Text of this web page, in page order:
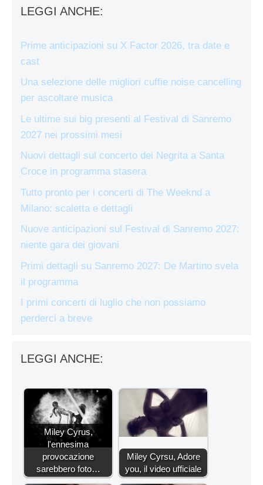
LEGGI ANCHE:
Prime anticipazioni su X Factor 2026, tra date e
cast
Una selezione delle migliori cuffie noise cancelling
per ascoltare musica
Le ultime sui big presenti al Festival di Sanremo
2027 nei prossimi mesi
Nuovi dettagli sul concerto dei Negrita a Santa
Croce in programma stasera
Tutto pronto per i concerti di The Weeknd a
Milano: scaletta e dettagli
Nuove anticipazioni sul Festival di Sanremo 2027:
niente gara dei giovani
Primi dettagli su Sanremo 2027: De Martino svela
il programma
I primi concerti di luglio che non possiamo
perderci a breve
LEGGI ANCHE:
Miley Cyrus,
l'ennesima
provocazione
sarebbero foto…
Miley Cyrsu, Adore
you, il video ufficiale